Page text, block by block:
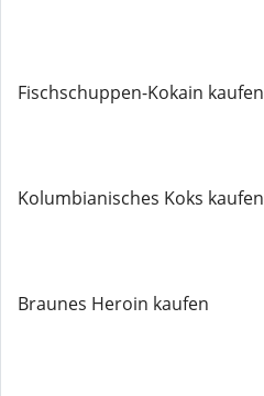
Fischschuppen-Kokain kaufen
Kolumbianisches Koks kaufen
Braunes Heroin kaufen